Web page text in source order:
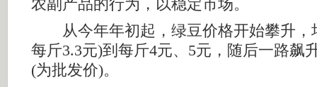
农副产品的行为，以稳定市场。
从今年年初起，绿豆价格开始攀升，
每斤3.3元)到每斤4元、5元，随后一路飙
(为批发价)。